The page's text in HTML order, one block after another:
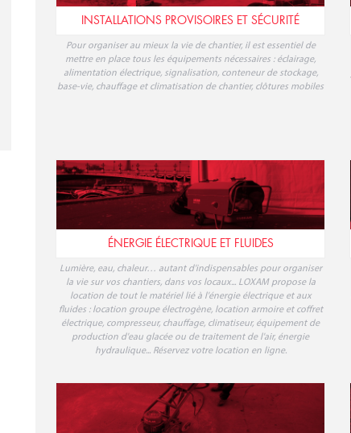
INSTALLATIONS PROVISOIRES ET SÉCURITÉ
Pour organiser au mieux la vie de chantier, il est essentiel de
mettre en place tous les équipements nécessaires : éclairage,
alimentation électrique, signalisation, conteneur de stockage,
base-vie, chauffage et climatisation de chantier, clôtures mobiles
ÉNERGIE ÉLECTRIQUE ET FLUIDES
Lumière, eau, chaleur… autant d'indispensables pour organiser
la vie sur vos chantiers, dans vos locaux... LOXAM propose la
location de tout le matériel lié à l'énergie électrique et aux
fluides : location groupe électrogène, location armoire et coffret
électrique, compresseur, chauffage, climatiseur, équipement de
production d'eau glacée ou de traitement de l'air, énergie
hydraulique... Réservez votre location en ligne.